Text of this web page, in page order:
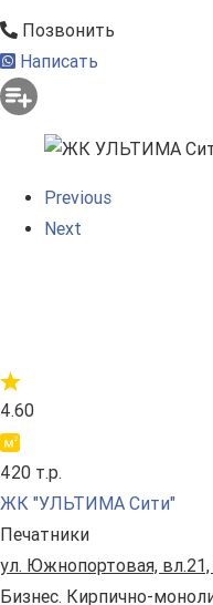
Позвонить
Написать
Previous
Next
4.60
420 т.р.
ЖК "УЛЬТИМА Сити"
Печатники
ул. Южнопортовая, вл.21,
Бизнес. Кирпично-